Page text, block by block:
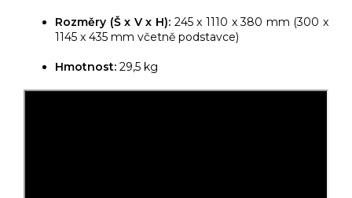
Rozměry (Š x V x H): 245 x 1110 x 380 mm (300 x
1145 x 435 mm včetně podstavce)
Hmotnost: 29,5 kg